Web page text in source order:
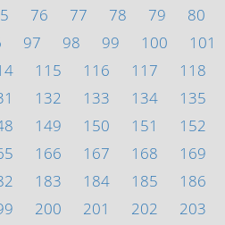
76 77 78 79 80
97 98 99 100 101
115 116 117 118
132 133 134 135
149 150 151 152
166 167 168 169
183 184 185 186
200 201 202 203